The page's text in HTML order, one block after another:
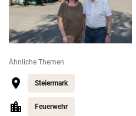
Ähnliche Themen
Steiermark
Feuerwehr